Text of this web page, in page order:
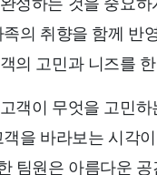
의 취향을 함께
의 고민과 니즈를
객이 무엇을 고민
을 바라보는 시각
팀원은 아름다운